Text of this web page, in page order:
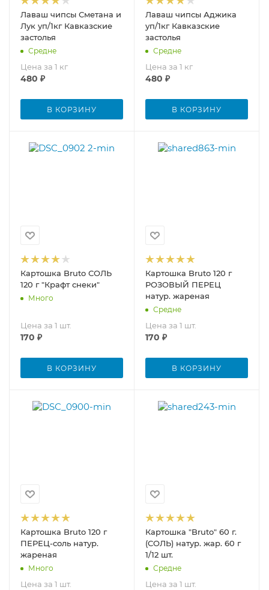
Лаваш чипсы Сметана и
Лук уп/1кг Кавказские
застолья
Средне
Цена за 1 кг
480 ₽
В КОРЗИНУ
Лаваш чипсы Аджика
уп/1кг Кавказские
застолья
Средне
Цена за 1 кг
480 ₽
В КОРЗИНУ
Картошка Bruto СОЛЬ
120 г "Крафт снеки"
Много
Цена за 1 шт.
170 ₽
В КОРЗИНУ
Картошка Bruto 120 г
РОЗОВЫЙ ПЕРЕЦ
натур. жареная
Средне
Цена за 1 шт.
170 ₽
В КОРЗИНУ
Картошка Bruto 120 г
ПЕРЕЦ-соль натур.
жареная
Много
Цена за 1 шт.
Картошка "Bruto" 60 г.
(СОЛЬ) натур. жар. 60 г
1/12 шт.
Средне
Цена за 1 шт.